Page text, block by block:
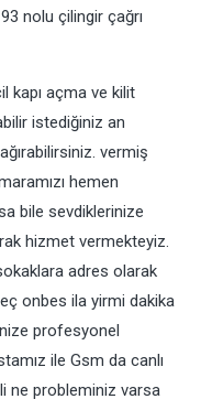
nolu çilingir çağrı
kapı açma ve kilit
istediğiniz an
vermiş
hemen
bile sevdiklerinize
hizmet vermekteyiz.
adres olarak
onbes ila yirmi dakika
profesyonel
ile Gsm da canlı
ne probleminiz varsa